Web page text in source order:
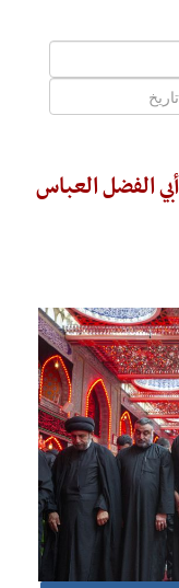
الفضل العباس